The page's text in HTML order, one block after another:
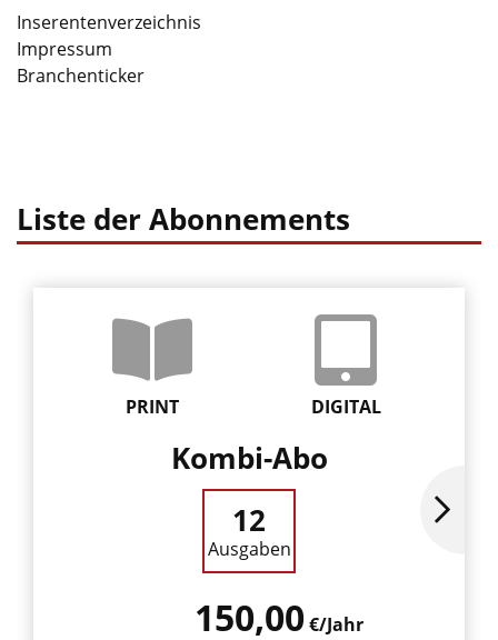
Inserentenverzeichnis
Impressum
Branchenticker
Liste der Abonnements
PRINT DIGITAL
Kombi-Abo
12
Ausgaben
150,00€/Jahr